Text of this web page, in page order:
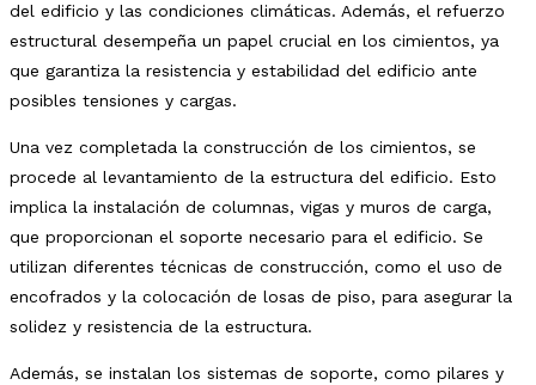
del edificio y las condiciones climáticas. Además, el refuerzo
estructural desempeña un papel crucial en los cimientos, ya
que garantiza la resistencia y estabilidad del edificio ante
posibles tensiones y cargas.
Una vez completada la construcción de los cimientos, se
procede al levantamiento de la estructura del edificio. Esto
implica la instalación de columnas, vigas y muros de carga,
que proporcionan el soporte necesario para el edificio. Se
utilizan diferentes técnicas de construcción, como el uso de
encofrados y la colocación de losas de piso, para asegurar la
solidez y resistencia de la estructura.
Además, se instalan los sistemas de soporte, como pilares y